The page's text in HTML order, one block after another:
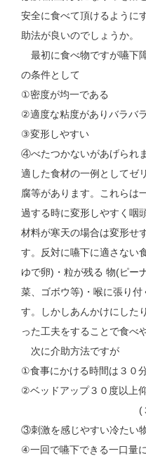
安全に食べて頂けるように
助法が良いのでしょうか。
最初に食べ物ですが嚥下
の条件として
①密度が均一である
②適度な粘度がありバラバ
③変形しやすい
④べたつかないがあげられま
適した食材の一例としてゼ
腐等があります。これらは
過する時に変形しやすく咽
材料が寒天の場合は変形せ
す。反対に嚥下に適さない
ゆで卵)・粒が残る 物(ピー
菜、ゴボウ等)・喉に張り
す。しかしあんかけにした
った工夫をすることで食べ
次に介助方法ですが
①食事にかける時間は３０
②ベッドアップ３０度以上
(３～４横指
③刺激を感じやすい冷たい
④一回で嚥下できる一口量